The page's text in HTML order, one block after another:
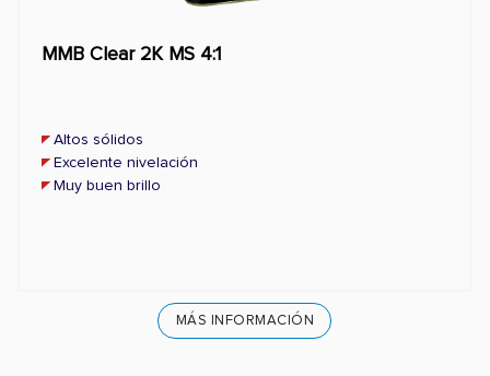
MMB Clear 2K MS 4:1
Altos sólidos
Excelente nivelación
Muy buen brillo
MÁS INFORMACIÓN